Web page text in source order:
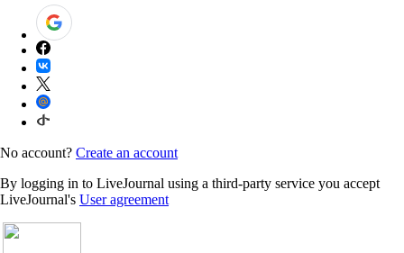
No account? Create an account
By logging in to LiveJournal using a third-party service you accept
LiveJournal's User agreement